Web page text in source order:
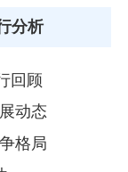
分析
回顾
动态
格局